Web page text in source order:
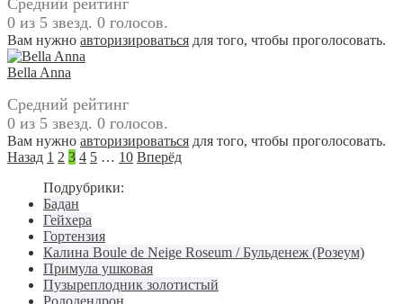
0 из 5 звезд. 0 голосов.
Вам нужно авторизироваться для того, чтобы проголосовать.
Bella Anna
Средний рейтинг
0 из 5 звезд. 0 голосов.
Вам нужно авторизироваться для того, чтобы проголосовать.
Назад 1 2 3 4 5 … 10 Вперёд
Подрубрики:
Бадан
Гейхера
Гортензия
Калина Boule de Neige Roseum / Бульденеж (Розеум)
Примула ушковая
Пузыреплодник золотистый
Рододендрон